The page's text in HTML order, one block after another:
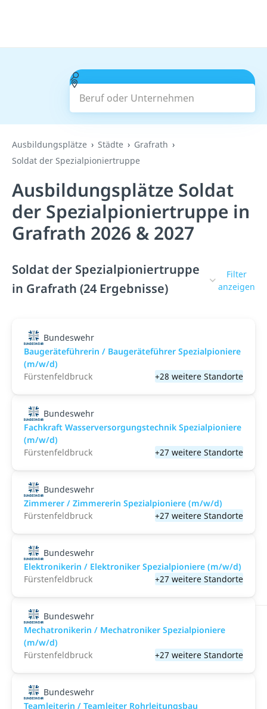
Beruf oder Unternehmen
Suchen
Ausbildungsplätze Städte
Grafrath
Soldat der Spezialpioniertruppe
Ausbildungsplätze Soldat
der Spezialpioniertruppe in
Grafrath 2026 & 2027
Soldat der Spezialpioniertruppe
in Grafrath (24 Ergebnisse)
Filter
anzeigen
Bundeswehr
Baugeräteführerin / Baugeräteführer Spezialpioniere
(m/w/d)
Fürstenfeldbruck
+28 weitere Standorte
Bundeswehr
Fachkraft Wasserversorgungstechnik Spezialpioniere
(m/w/d)
Fürstenfeldbruck
+27 weitere Standorte
Bundeswehr
Zimmerer / Zimmererin Spezialpioniere (m/w/d)
Fürstenfeldbruck
+27 weitere Standorte
Bundeswehr
Elektronikerin / Elektroniker Spezialpioniere (m/w/d)
Fürstenfeldbruck
+27 weitere Standorte
Bundeswehr
Mechatronikerin / Mechatroniker Spezialpioniere
(m/w/d)
Fürstenfeldbruck
+27 weitere Standorte
Bundeswehr
Teamleiterin / Teamleiter Rohrleitungsbau